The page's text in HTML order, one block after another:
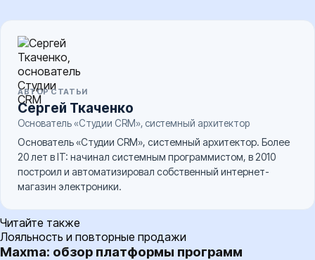
АВТОР СТАТЬИ
Сергей Ткаченко
Основатель «Студии CRM», системный архитектор
Основатель «Студии CRM», системный архитектор. Более
20 лет в IT: начинал системным программистом, в 2010
построил и автоматизировал собственный интернет-
магазин электроники.
Читайте также
Лояльность и повторные продажи
Maxma: обзор платформы программ